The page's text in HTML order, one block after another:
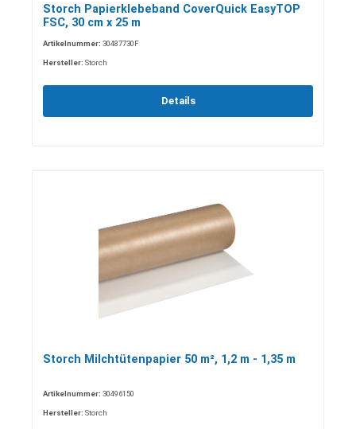
Storch Papierklebeband CoverQuick EasyTOP
FSC, 30 cm x 25 m
Artikelnummer: 30487730F
Hersteller: Storch
Details
Storch Milchtütenpapier 50 m², 1,2 m - 1,35 m
Artikelnummer: 30496150
Hersteller: Storch